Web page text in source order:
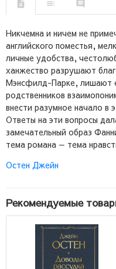
Никчемна и ничем не
английского поместья,
личные удобства,
ханжество разрушают
Мэнсфилд-Парке, лишают
родственников
внести разумное начало в
Ответы на эти вопросы
замечательный образ
тема романа — тема
Остен Джейн
Рекомендуемые